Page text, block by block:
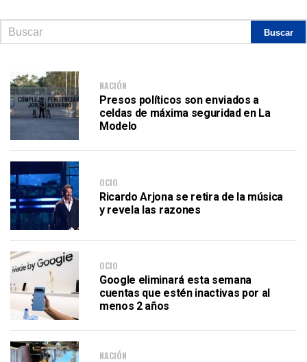
NACIÓN
Presos políticos son enviados a
celdas de máxima seguridad en La
Modelo
OCIO
Ricardo Arjona se retira de la música
y revela las razones
OCIO
Google eliminará esta semana
cuentas que estén inactivas por al
menos 2 años
NACIÓN